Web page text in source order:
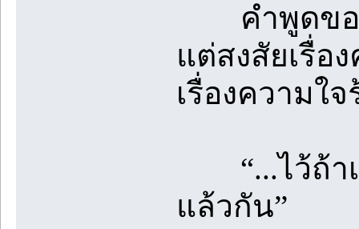
คำพูดของ
แต่สงสัยเรื่
เรื่องความใ
“...ไว้ถ้าเ
แล้วกัน”